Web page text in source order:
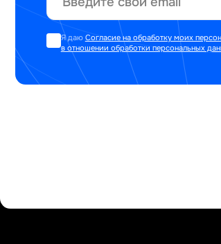
Я даю Согласие на обработку моих
в отношении обработки персональных